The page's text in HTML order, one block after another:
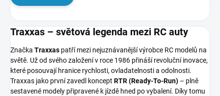
Traxxas – světová legenda mezi RC auty
Značka Traxxas patří mezi nejuznávanější výrobce RC modelů na
světě. Už od svého založení v roce 1986 přináší revoluční inovace,
které posouvají hranice rychlosti, ovladatelnosti a odolnosti.
Traxxas jako první zavedl koncept RTR (Ready-To-Run) – plně
sestavené modely připravené k jízdě hned po vybalení. Díky tomu